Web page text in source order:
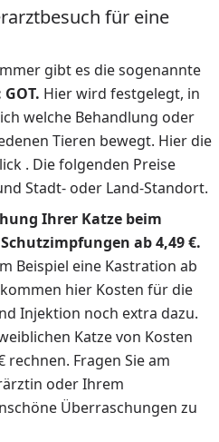
für eine
gibt es die sogenannte
Hier wird festgelegt, in
welche Behandlung oder
Tieren bewegt. Hier die
. Die folgenden Preise
Stadt- oder Land-Standort.
Ihrer Katze beim
ab 4,49 €.
Beispiel eine Kastration ab
hier Kosten für die
Injektion noch extra dazu.
Katze von Kosten
rechnen. Fragen Sie am
oder Ihrem
Überraschungen zu